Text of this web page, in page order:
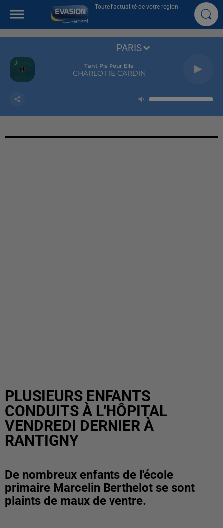
Toute l'actualité de votre région
Tant Pis Pour Elle
CHARLOTTE CARDIN
PARIS
PLUSIEURS ENFANTS
CONDUITS À L'HÔPITAL
VENDREDI DERNIER À
RANTIGNY
De nombreux enfants de l'école
primaire Marcelin Berthelot se sont
plaints de maux de ventre.